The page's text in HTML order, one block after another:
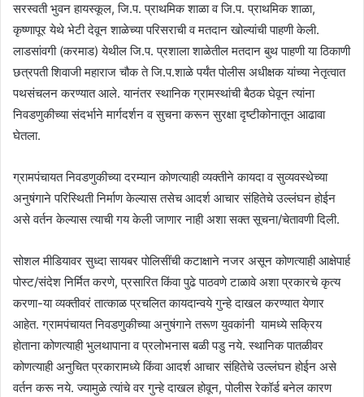
सरस्वती भुवन हायस्कूल, जि.प. प्राथमिक शाळा व जि.प. प्राथमिक शाळा,
कृष्णापूर येथे भेटी देवून शाळेच्या परिसराची व मतदान खोल्यांची पाहणी केली.
लाडसांवगी (करमाड) येथील जि.प. प्रशाला शाळेतील मतदान बुथ पाहणी या ठिकाणी
छत्रपती शिवाजी महाराज चौक ते जि.प.शाळे पर्यंत पोलीस अधीक्षक यांच्या नेतृत्वात
पथसंचलन करण्यात आले. यानंतर स्थानिक ग्रामस्थांची बैठक घेवून त्यांना
निवडणुकीच्या संदर्भाने मार्गदर्शन व सुचना करून सुरक्षा दृष्टीकोनातून आढावा
घेतला.
ग्रामपंचायत निवडणुकीच्या दरम्यान कोणत्याही व्यक्तीने कायदा व सुव्यवस्थेच्या
अनुषंगाने परिस्थिती निर्माण केल्यास तसेच आदर्श आचार संहितेचे उल्लंघन होईन
असे वर्तन केल्यास त्याची गय केली जाणार नाही अशा सक्त सूचना/चेतावणी दिली.
सोशल मीडियावर सुध्दा सायबर पोलिसींची कटाक्षाने नजर असून कोणत्याही आक्षेपार्ह
पोस्ट/संदेश निर्मित करणे, प्रसारित किंवा पुढे पाठवणे टाळावे अशा प्रकारचे कृत्य
करणा-या व्यक्तीवरं तात्काळ प्रचलित कायदान्वये गुन्हे दाखल करण्यात येणार
आहेत. ग्रामपंचायत निवडणुकीच्या अनुषंगाने तरूण युवकांनी यामध्ये सक्रिय
होताना कोणत्याही भुलथापाना व प्रलोभनास बळी पडु नये. स्थानिक पातळीवर
कोणत्याही अनुचित प्रकारामध्ये किंवा आदर्श आचार संहितेचे उल्लंघन होईन असे
वर्तन करू नये. ज्यामुळे त्यांचे वर गुन्हे दाखल होवून, पोलीस रेकॉर्ड बनेल कारण